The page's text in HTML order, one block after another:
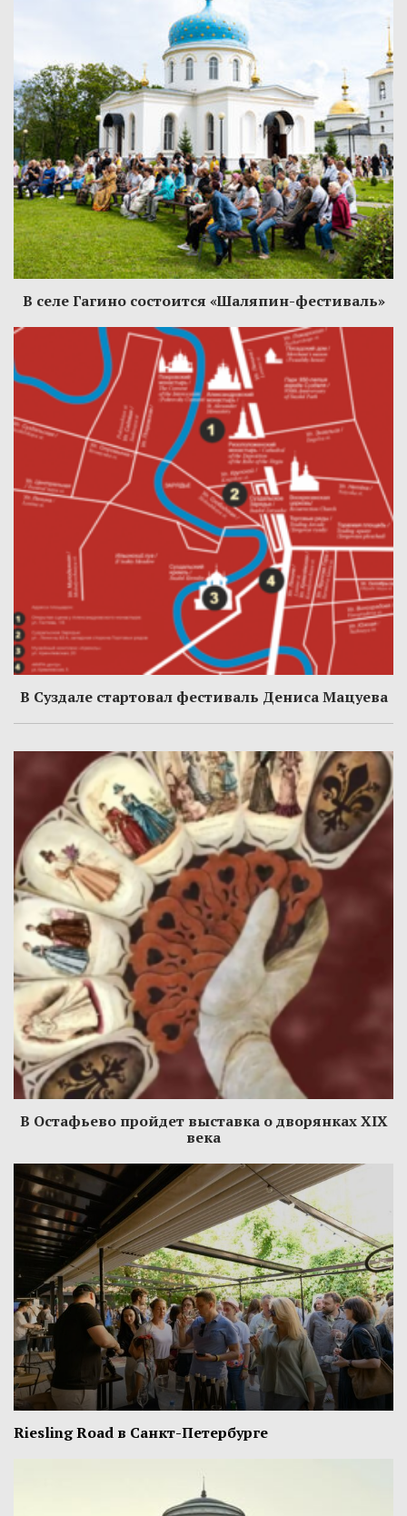
В селе Гагино состоится «Шаляпин-фестиваль»
В Суздале стартовал фестиваль Дениса Мацуева
В Остафьево пройдет выставка о дворянках XIX
века
Riesling Road в Санкт-Петербурге